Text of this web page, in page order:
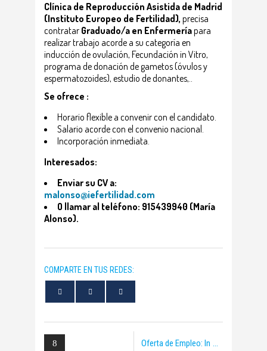
Clínica de Reproducción Asistida de Madrid
(Instituto Europeo de Fertilidad), precisa
contratar Graduado/a en Enfermeríapara
realizar trabajo acorde a su categoría en
inducción de ovulación, Fecundación in Vitro,
programa de donación de gametos (óvulos y
espermatozoides), estudio de donantes,..
Se ofrece :
Horario flexible a convenir con el candidato.
Salario acorde con el convenio nacional.
Incorporación inmediata.
Interesados:
Enviar su CV a:
malonso@iefertilidad.com
O llamar al teléfono: 915439940 (María
Alonso).
COMPARTE EN TUS REDES:
Oferta de Empleo: In